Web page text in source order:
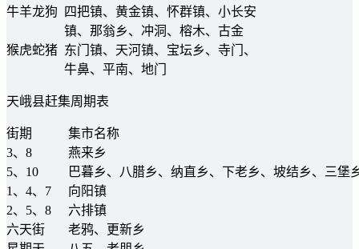
牛羊龙狗
四把镇、黄金镇、怀群镇、小长安
镇、那翁乡、冲洞、榕木、古金
猴虎蛇猪 东门镇、天河镇、宝坛乡、寺门、
牛鼻、平南、地门
天峨县赶集周期表
街期
集市名称
3、8
燕来乡
5、10
巴暮乡、八腊乡、纳直乡、下老乡、坡结乡、三堡
1、4、7
向阳镇
2、5、8
六排镇
六天街
老鸦、更新乡